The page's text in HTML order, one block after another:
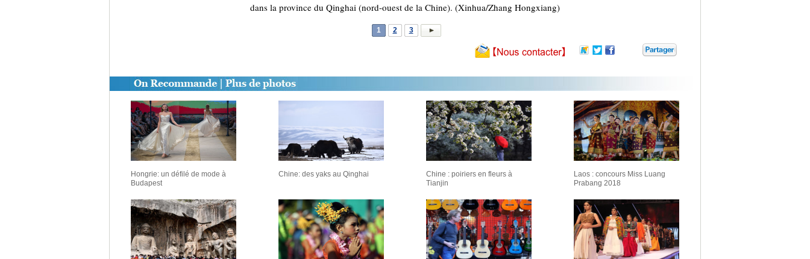
dans la province du Qinghai (nord-ouest de la Chine). (Xinhua/Zhang Hongxiang)
1 2 3
Hongrie: un défilé de mode à
Budapest
Chine: des yaks au Qinghai
Chine : poiriers en fleurs à
Tianjin
Laos : concours Miss Luang
Prabang 2018